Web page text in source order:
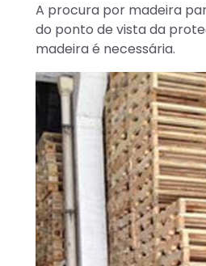
A procura por madeira
do ponto de vista da
madeira é necessária.